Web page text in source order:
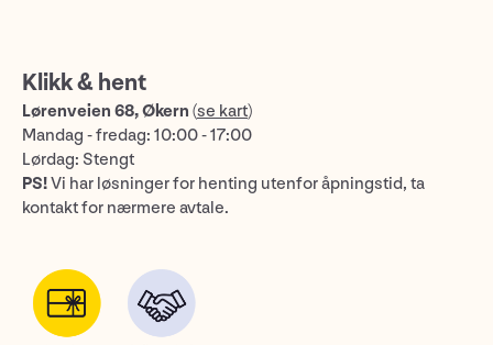
Klikk & hent
Lørenveien 68, Økern (se kart)
Mandag - fredag: 10:00 - 17:00
Lørdag: Stengt
PS!Vi har løsninger for henting utenfor åpningstid, ta
kontakt for nærmere avtale.